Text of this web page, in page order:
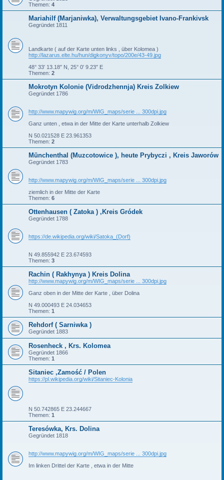
Themen: 4
Mariahilf (Marjaniwka), Verwaltungsgebiet Ivano-Frankivsk
Gegründet 1811
Landkarte ( auf der Karte unten links , über Kolomea )
http://lazarus.elte.hu/hun/digkonyv/topo/200e/43-49.jpg
48° 33′ 13.18″ N, 25° 0′ 9.23″ E
Themen: 2
Mokrotyn Kolonie (Vidrodzhennja) Kreis Zolkiew
Gegründet 1786
http://www.mapywig.org/m/WIG_maps/serie ... 300dpi.jpg
Ganz unten , etwa in der Mitte der Karte unterhalb Zolkiew
N 50.021528 E 23.961353
Themen: 2
Münchenthal (Muzcotowice ), heute Prybyczi , Kreis Jaworów
Gegründet 1783
http://www.mapywig.org/m/WIG_maps/serie ... 300dpi.jpg
ziemlich in der Mitte der Karte
Themen: 6
Ottenhausen ( Zatoka ) ,Kreis Gródek
Gegründet 1788
https://de.wikipedia.org/wiki/Satoka_(Dorf)
N 49.855942 E 23.674593
Themen: 3
Rachin ( Rakhynya ) Kreis Dolina
http://www.mapywig.org/m/WIG_maps/serie ... 300dpi.jpg
Ganz oben in der Mitte der Karte , über Dolina
N 49.000493 E 24.034653
Themen: 1
Rehdorf ( Sarniwka )
Gegründet 1883
Rosenheck , Krs. Kolomea
Gegründet 1866
Themen: 1
Sitaniec ,Zamość / Polen
https://pl.wikipedia.org/wiki/Sitaniec-Kolonia
N 50.742865 E 23.244667
Themen: 1
Teresówka, Krs. Dolina
Gegründet 1818
http://www.mapywig.org/m/WIG_maps/serie ... 300dpi.jpg
Im linken Drittel der Karte , etwa in der Mitte